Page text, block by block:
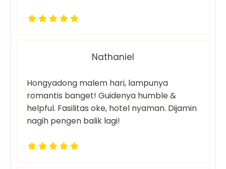
Nathaniel
Hongyadong malem hari, lampunya
romantis banget! Guidenya humble &
helpful. Fasilitas oke, hotel nyaman. Dijamin
nagih pengen balik lagi!